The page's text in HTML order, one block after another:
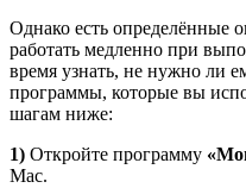
Однако есть определённые
работать медленно при
время узнать, не нужно ли
программы, которые вы
шагам ниже:
1) Откройте программу
Mac.